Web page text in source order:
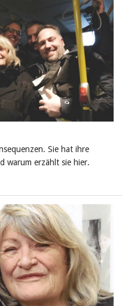
Sie hat ihre
warum erzählt sie hier.